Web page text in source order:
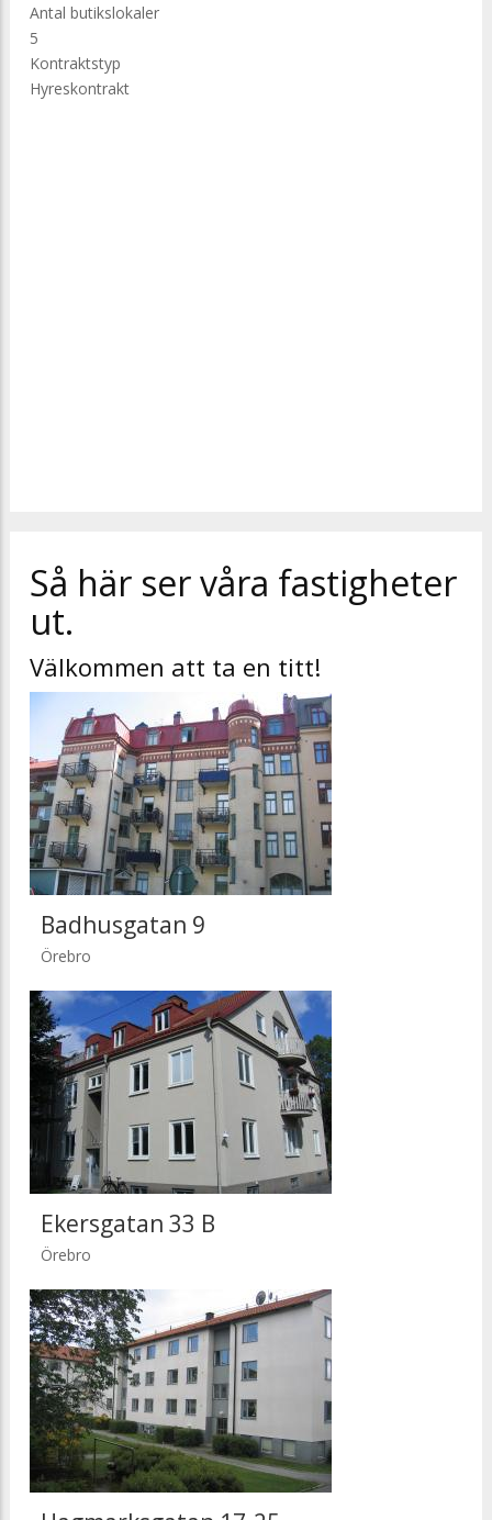
Antal butikslokaler
5
Kontraktstyp
Hyreskontrakt
Så här ser våra fastigheter
ut.
Välkommen att ta en titt!
Badhusgatan 9
Örebro
Ekersgatan 33 B
Örebro